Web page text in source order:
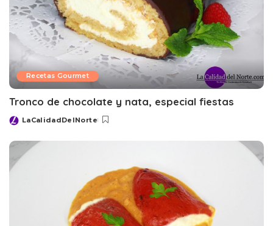
Recetas Gourmet
Tronco de chocolate y nata, especial fiestas
Posted
LaCalidadDelNorte